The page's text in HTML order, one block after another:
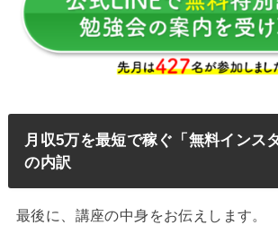
月収5万を最短で稼ぐ「無料インス
の内訳
最後に、講座の中身をお伝えします。